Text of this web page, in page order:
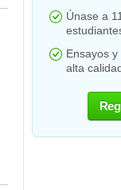
Únase a
Ensayos
alta